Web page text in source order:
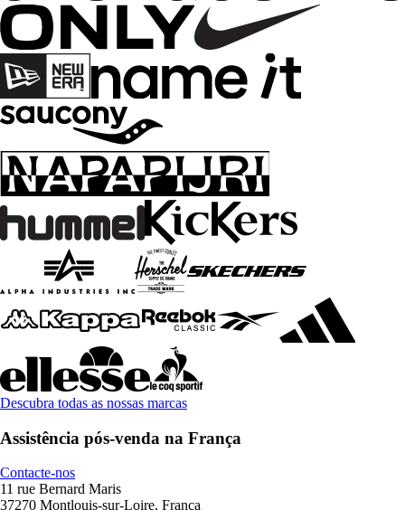
Descubra todas as nossas marcas
Assistência pós-venda na França
Contacte-nos
11 rue Bernard Maris
37270 Montlouis-sur-Loire, França